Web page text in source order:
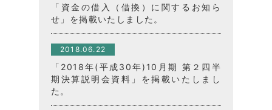
「資金の借入（借換）に関するお知ら
せ」を掲載いたしました。
2018.06.22
「2018年(平成30年)10月期 第２四半
期決算説明会資料」を掲載いたしまし
た。